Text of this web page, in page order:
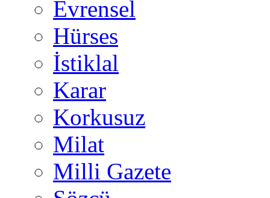
Evrensel
Hürses
İstiklal
Karar
Korkusuz
Milat
Milli Gazete